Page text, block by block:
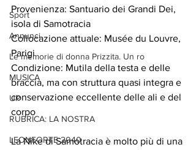
Sport
Annunci
Le memorie di donna Prizzita. Un ro
MUSICA
UP
RUBRICA: LA NOSTRA
LEONFORTE 2040
Provenienza: Santuario dei Grandi Dei,
isola di Samotracia
Collocazione attuale: Musée du Louvre,
Parigi
Condizione: Mutila della testa e delle
braccia, ma con struttura quasi integra e
conservazione eccellente delle ali e del
corpo
La Nike di Samotracia è molto più di una